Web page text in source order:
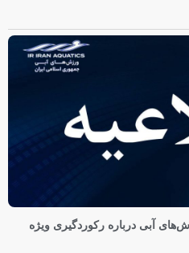
آبی درباره رکوردگیری ویژه